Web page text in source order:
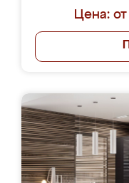
Цена: